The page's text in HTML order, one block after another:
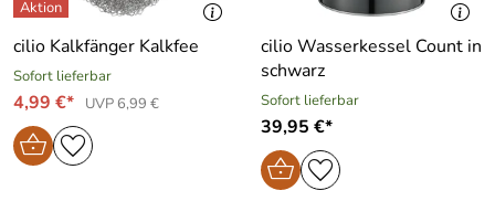
cilio Kalkfänger Kalkfee
Sofort lieferbar
4,99 €* UVP 6,99 €
cilio Wasserkessel Count in
schwarz
Sofort lieferbar
39,95 €*